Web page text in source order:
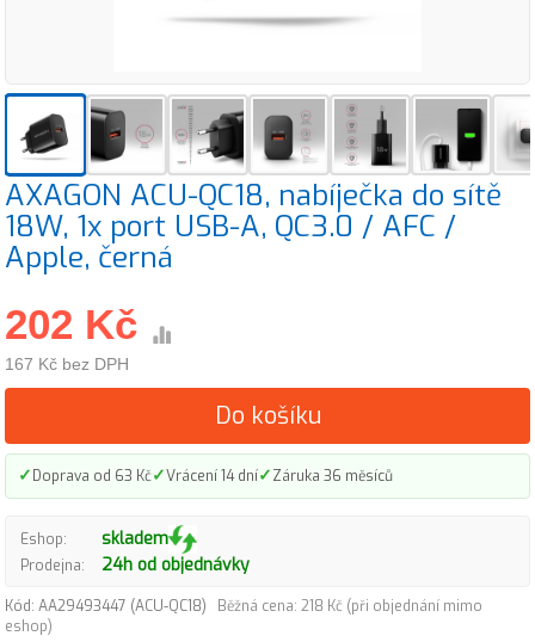
AXAGON ACU-QC18, nabíječka do sítě
18W, 1x port USB-A, QC3.0 / AFC /
Apple, černá
202 Kč
167 Kč bez DPH
Do košíku
✓Doprava od 63 Kč✓Vrácení 14 dní✓Záruka 36 měsíců
Eshop: skladem
Prodejna: 24h od objednávky
Kód: AA29493447 (ACU-QC18)
Běžná cena: 218 Kč (při objednání mimo
eshop)